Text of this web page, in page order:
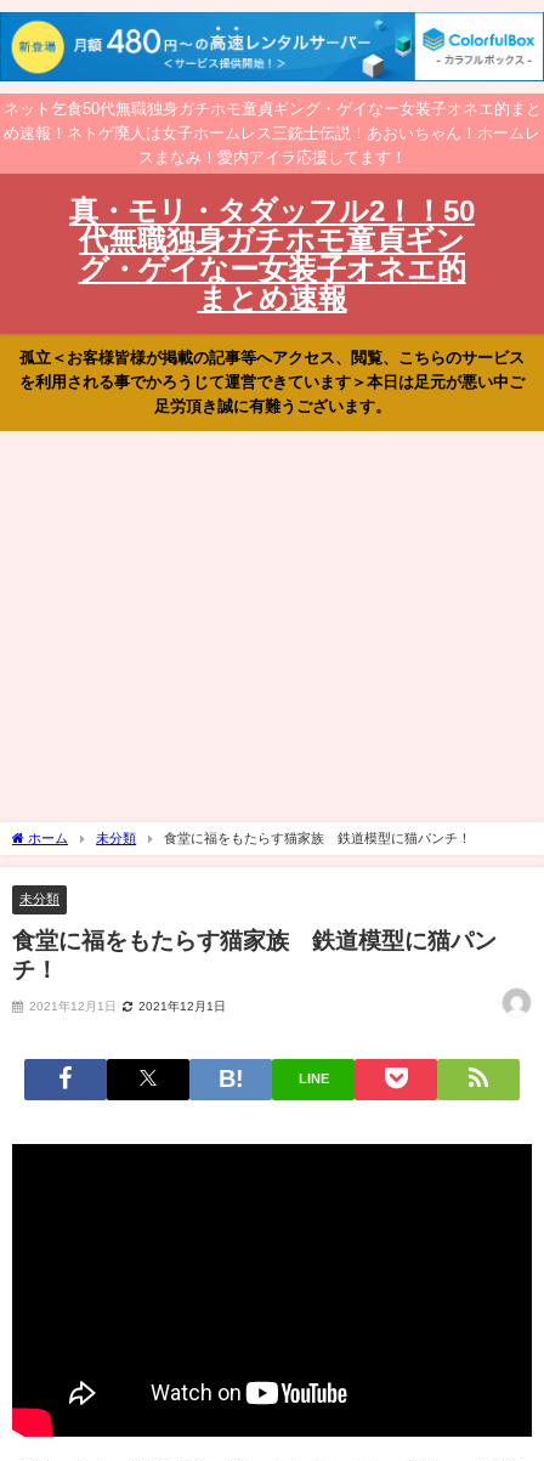
ネット乞食50代無職独身ガチホモ童貞ギング・ゲイなー女装子オネエ的まと
め速報！ネトゲ廃人は女子ホームレス三銃士伝説！あおいちゃん！ホームレ
スまなみ！愛内アイラ応援してます！
真・モリ・タダッフル2！！50
代無職独身ガチホモ童貞ギン
グ・ゲイなー女装子オネエ的
まとめ速報
孤立＜お客様皆様が掲載の記事等へアクセス、閲覧、こちらのサービス
を利用される事でかろうじて運営できています＞本日は足元が悪い中ご
足労頂き誠に有難うございます。
ホーム 未分類 食堂に福をもたらす猫家族 鉄道模型に猫パンチ！
未分類
食堂に福をもたらす猫家族 鉄道模型に猫パン
チ！
2021年12月1日 2021年12月1日
LINE